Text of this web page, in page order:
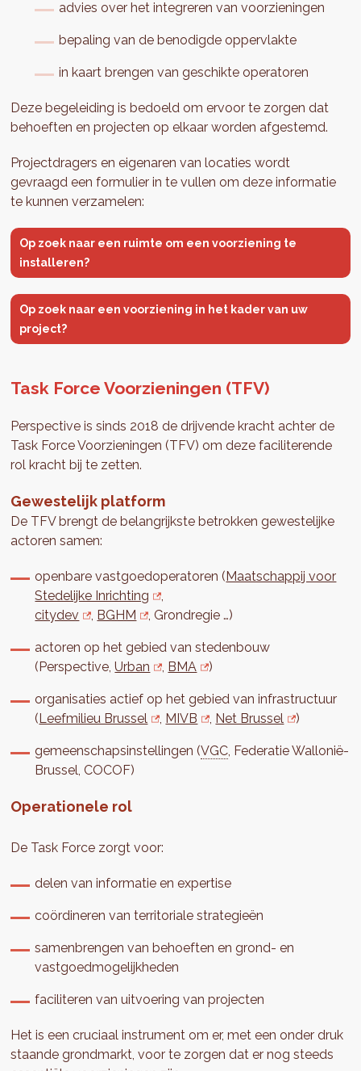
advies over het integreren van voorzieningen
bepaling van de benodigde oppervlakte
in kaart brengen van geschikte operatoren
Deze begeleiding is bedoeld om ervoor te zorgen dat
behoeften en projecten op elkaar worden afgestemd.
Projectdragers en eigenaren van locaties wordt
gevraagd een formulier in te vullen om deze informatie
te kunnen verzamelen:
Op zoek naar een ruimte om een voorziening te
installeren?
Op zoek naar een voorziening in het kader van uw
project?
Task Force Voorzieningen (TFV)
Perspective is sinds 2018 de drijvende kracht achter de
Task Force Voorzieningen (TFV) om deze faciliterende
rol kracht bij te zetten.
Gewestelijk platform
De TFV brengt de belangrijkste betrokken gewestelijke
actoren samen:
openbare vastgoedoperatoren ( Maatschappij voor
Stedelijke Inrichting
,
citydev
, BGHM , Grondregie …)
actoren op het gebied van stedenbouw
(Perspective,Urban , BMA )
organisaties actief op het gebied van infrastructuur
( Leefmilieu Brussel , MIVB , Net Brussel )
gemeenschapsinstellingen (VGC, Federatie Wallonië-
Brussel, COCOF)
Operationele rol
De Task Force zorgt voor:
delen van informatie en expertise
coördineren van territoriale strategieën
samenbrengen van behoeften en grond- en
vastgoedmogelijkheden
faciliteren van uitvoering van projecten
Het is een cruciaal instrument om er, met een onder druk
staande grondmarkt, voor te zorgen dat er nog steeds